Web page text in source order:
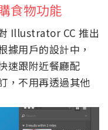
食物功能
Illustrator CC 推出
據用戶的設計中，
速跟附近餐廳配
，不用再透過其他